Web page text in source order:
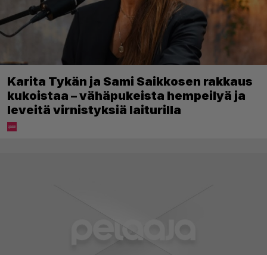
Karita Tykän ja Sami Saikkosen rakkaus
kukoistaa – vähäpukeista hempeilyä ja
leveitä virnistyksiä laiturilla